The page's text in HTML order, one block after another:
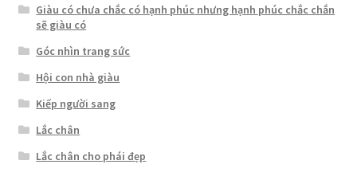
Giàu có chưa chắc có hạnh phúc nhưng hạnh phúc chắc chắn
sẽ giàu có
Góc nhìn trang sức
Hội con nhà giàu
Kiếp người sang
Lắc chân
Lắc chân cho phái đẹp